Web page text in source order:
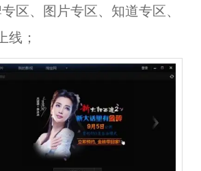
区、图片专区、知道专区、
线；